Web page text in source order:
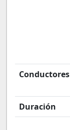
Conductores
Duración